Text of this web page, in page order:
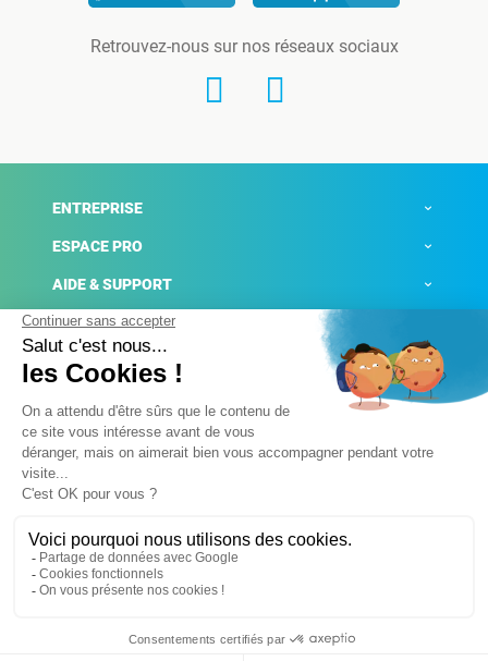
Retrouvez-nous sur nos réseaux sociaux
ENTREPRISE
ESPACE PRO
AIDE & SUPPORT
ACTUALITÉS
Mentions légales
Conditions générales de ventes
Plateforme de signalement